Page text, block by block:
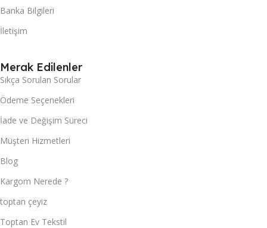
Banka Bilgileri
İletişim
Merak Edilenler
Sıkça Sorulan Sorular
Ödeme Seçenekleri
İade ve Değişim Süreci
Müşteri Hizmetleri
Blog
Kargom Nerede ?
toptan çeyiz
Toptan Ev Tekstil